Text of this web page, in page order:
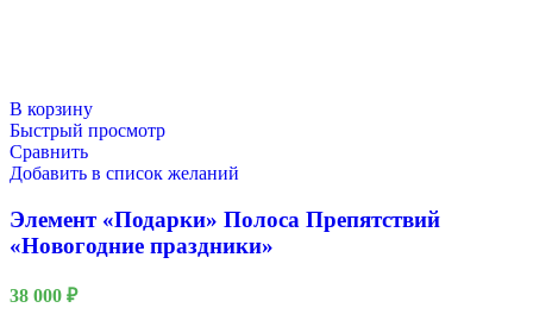
В корзину
Быстрый просмотр
Сравнить
Добавить в список желаний
Элемент «Подарки» Полоса Препятствий
«Новогодние праздники»
38 000 ₽